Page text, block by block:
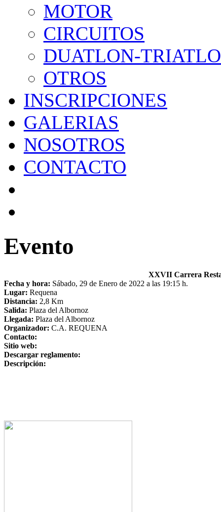
MOTOR
CIRCUITOS
DUATLON-
OTROS
INSCRIPCIONES
GALERIAS
NOSOTROS
CONTACTO
Evento
XXVII Carrera
Fecha y hora: Sábado, 29 de Enero de 2022 a las 19:15 h.
Lugar: Requena
Distancia: 2,8 Km
Salida: Plaza del Albornoz
Llegada: Plaza del Albornoz
Organizador: C.A. REQUENA
Contacto:
Sitio web:
Descargar reglamento:
Descripción: